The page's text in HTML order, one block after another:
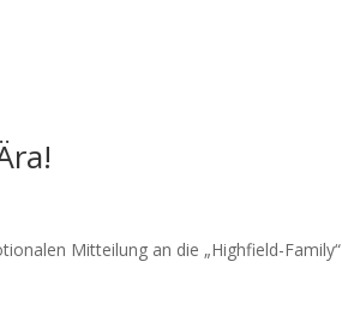
Mitteilung an die „Highfield-Family“